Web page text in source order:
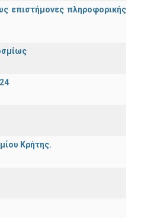
επιστήμονες πληροφορικής
Κρήτης.